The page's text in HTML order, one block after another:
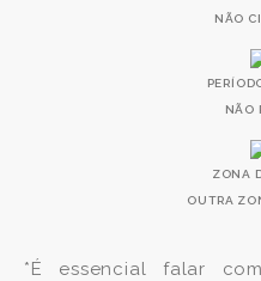
NÃO
NÃO
ZONA
OUTRA
*É essencial falar